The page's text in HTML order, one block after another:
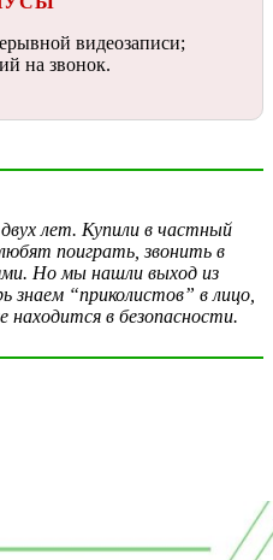
видеозаписи;
на звонок.
двух лет. Купили в частный
поиграть, звонить в
Но мы нашли выход из
знаем “приколистов” в лицо,
в безопасности.